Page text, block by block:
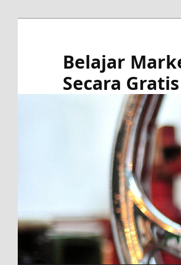
Belajar
Secara Gratis